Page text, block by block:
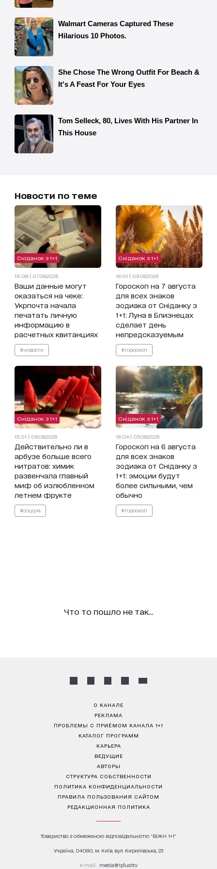
Новости по теме
Сніданок з 1+1
19:08 | 07.08.2026
Ваши данные могут
оказаться на чеке:
Укрпочта начала
печатать личную
информацию в
расчетных квитанциях
#новости
Сніданок з 1+1
16:01 | 06.08.2026
Гороскоп на 7 августа
для всех знаков
зодиака от Сніданку з
1+1: Луна в Близнецах
сделает день
непредсказуемым
#гороскоп
Сніданок з 1+1
15:01 | 06.08.2026
Действительно ли в
арбузе больше всего
нитратов: химик
развенчала главный
миф об излюбленном
летнем фрукте
#соціум
Сніданок з 1+1
16:04 | 05.08.2026
Гороскоп на 6 августа
для всех знаков
зодиака от Сніданку з
1+1: эмоции будут
более сильными, чем
обычно
#гороскоп
Что то пошло не так...
О КАНАЛЕ
РЕКЛАМА
ПРОБЛЕМЫ С ПРИЁМОМ КАНАЛА 1+1
КАТАЛОГ ПРОГРАММ
КАРЬЕРА
ВЕДУЩИЕ
АВТОРЫ
СТРУКТУРА СОБСТВЕННОСТИ
ПОЛИТИКА КОНФИДЕНЦИАЛЬНОСТИ
ПРАВИЛА ПОЛЬЗОВАНИЯ САЙТОМ
РЕДАКЦИОННАЯ ПОЛИТИКА
Товариство з обмеженою відповідальністю "ВІЖН 1+1"
Україна, 04080, м. Київ, вул. Кирилівська, 23
е-mail: media@1plus1.tv